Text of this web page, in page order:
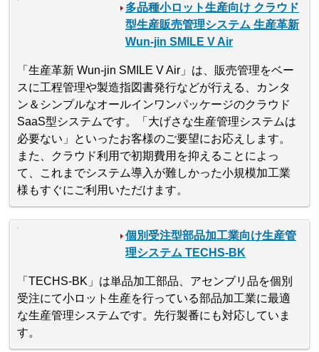
多品種小ロット生産向け クラウド
型生産販売管理システム 生産革新
Wun-jin SMILE V Air
「生産革新 Wun-jin SMILE V Air」は、販売管理をベー
スに工程管理や製造指図書発行などが行える、カンタ
ン＆シンプルなオールインワンパッケージのクラウド
SaaS型システムです。「大げさな生産管理システムは
必要ない」といったお客様のご要望にお応えします。
また、クラウド利用で初期費用を抑えることによっ
て、これまでシステム導入が難しかった小規模加工業
様もすぐにご利用いただけます。
個別受注型部品加工業向け生産管
理システム TECHS-BK
「TECHS-BK」は単品加工部品、アセンブリ品を個別
受注にて小ロット生産を行っている部品加工業に最適
な生産管理システムです。先行製番にも対応していま
す。